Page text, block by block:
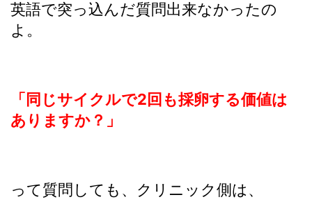
英語で突っ込んだ質問出来なかったの
よ。
「同じサイクルで2回も採卵する価値は
ありますか？」
って質問しても、クリニック側は、